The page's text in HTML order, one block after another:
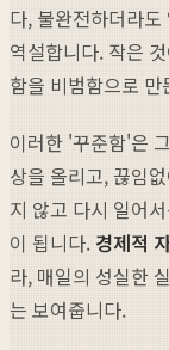
다, 불완전하더라
역설합니다. 작은
함을 비범함으로
이러한 '꾸준함'은
상을 올리고, 끊임
지 않고 다시 일어
이 됩니다. 경제적
라, 매일의 성실한
는 보여줍니다.